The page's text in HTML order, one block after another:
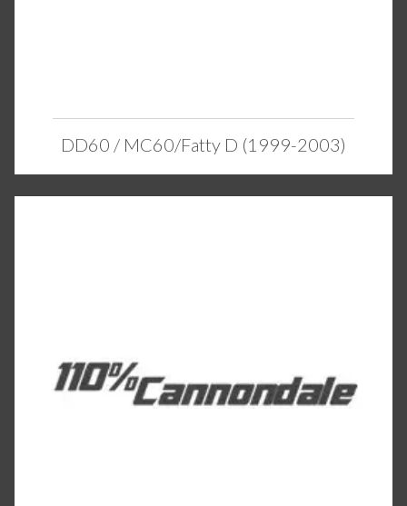
DD60 / MC60/Fatty D (1999-2003)